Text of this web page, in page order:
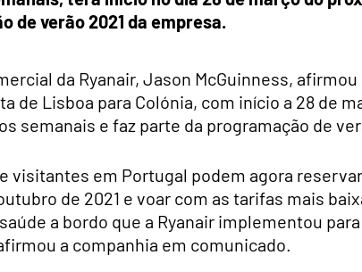
de verão 2021 da empresa.
da Ryanair, Jason McGuinness,
de Lisboa para Colónia, com início a 28 de
semanais e faz parte da programação de
visitantes em Portugal podem agora
de 2021 e voar com as tarifas mais
a bordo que a Ryanair implementou
a companhia em comunicado.